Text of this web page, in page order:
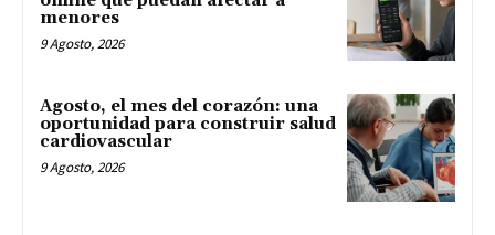
menores
9 Agosto, 2026
Agosto, el mes del corazón: una
oportunidad para construir salud
cardiovascular
9 Agosto, 2026